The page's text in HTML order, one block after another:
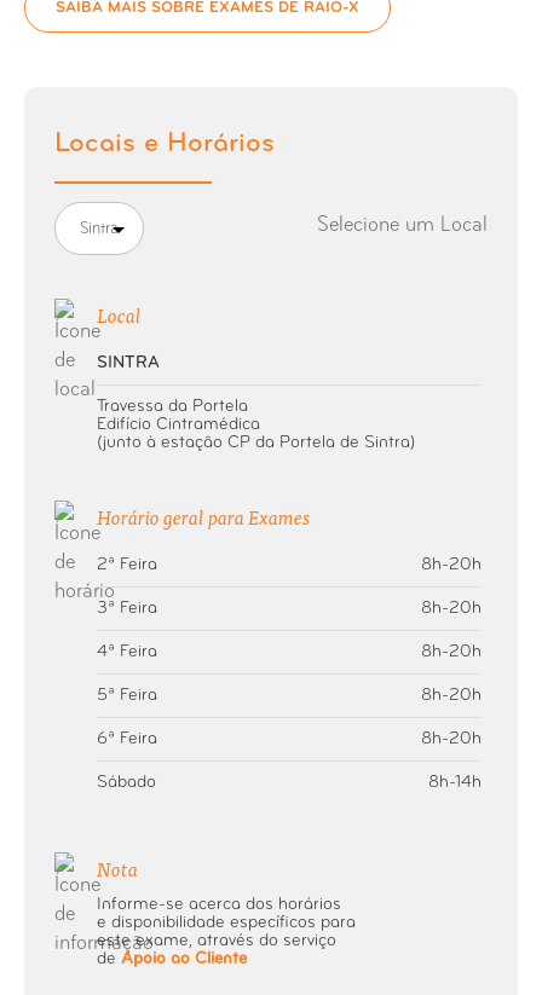
Raio-X Charneira Occipto-Atloideia
Raio-X Clavícula
Raio-X Coluna Cervical Dorsal
Raio-X Coluna Dorsal
Raio-X Coluna Extra-longa
Raio-X Coluna Lombo-Sagrada
Raio-X Coluna Sagrada
Raio-X Coluna Vertebral
Raio-X Coxa ou Fémur
Raio-X Crânio
SAIBA MAIS SOBRE EXAMES DE RAIO-X
Locais e Horários
Sintra Selecione um Local
Local
SINTRA
Travessa da Portela
Edifício Cintramédica
(junto à estação CP da Portela de Sintra)
Horário geral para Exames
2ª Feira 8h-20h
3ª Feira 8h-20h
4ª Feira 8h-20h
5ª Feira 8h-20h
6ª Feira 8h-20h
Sábado 8h-14h
Nota
Informe-se acerca dos horários
e disponibilidade específicos para
este exame, através do serviço
de Apoio ao Cliente